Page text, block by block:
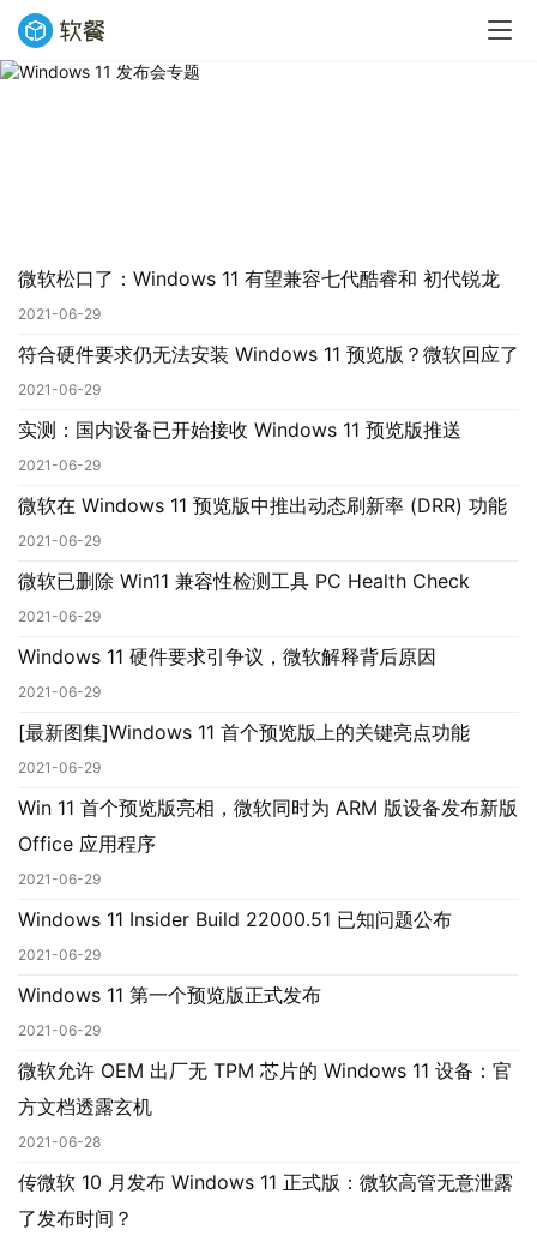
业
界
W
1
1
n
1
0
P
C
微软松口了：Windows 11 有望兼容七代酷睿和 初代锐龙
2021-06-29
符合硬件要求仍无法安装 Windows 11 预览版？微软回应了
2021-06-29
实测：国内设备已开始接收 Windows 11 预览版推送
2021-06-29
微软在 Windows 11 预览版中推出动态刷新率 (DRR) 功能
2021-06-29
微软已删除 Win11 兼容性检测工具 PC Health Check
2021-06-29
Windows 11 硬件要求引争议，微软解释背后原因
2021-06-29
[最新图集]Windows 11 首个预览版上的关键亮点功能
2021-06-29
Win 11 首个预览版亮相，微软同时为 ARM 版设备发布新版
Office 应用程序
2021-06-29
Windows 11 Insider Build 22000.51 已知问题公布
2021-06-29
Windows 11 第一个预览版正式发布
2021-06-29
微软允许 OEM 出厂无 TPM 芯片的 Windows 11 设备：官
方文档透露玄机
2021-06-28
传微软 10 月发布 Windows 11 正式版：微软高管无意泄露
了发布时间？